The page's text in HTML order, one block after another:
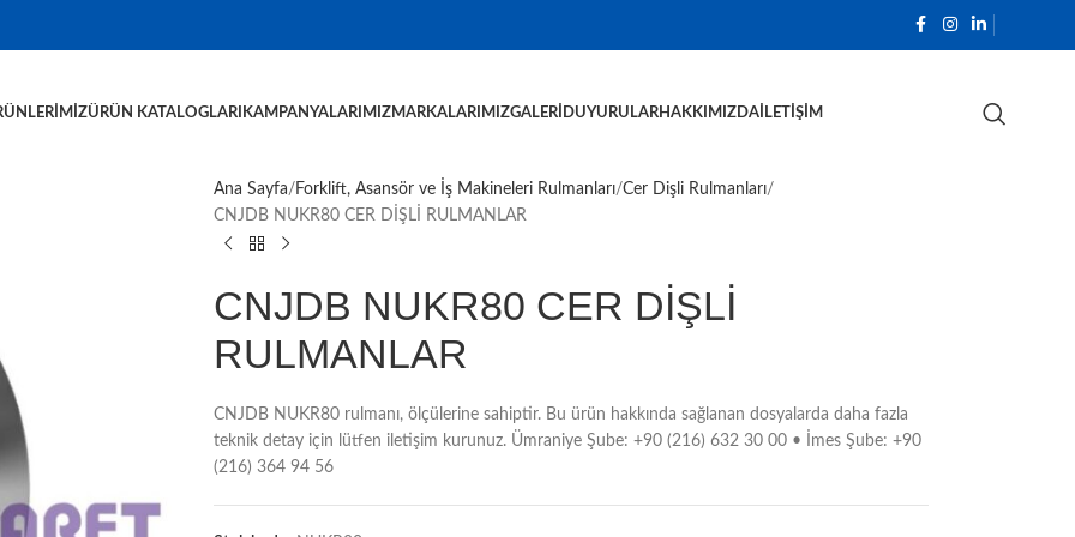
ÜRÜN KATALOGLARI KAMPANYALARIMIZMARKALARIMIZGALERI DUYURULARHAKKIMIZDA İLETIŞIM
Ana Sayfa Forklift, Asansör ve İş Makineleri Rulmanları Cer Dişli Rulmanları
CNJDB NUKR80 CER DİŞLİ RULMANLAR
CNJDB NUKR80 CER DİŞLİ
RULMANLAR
CNJDB NUKR80 rulmanı, ölçülerine sahiptir. Bu ürün hakkında sağlanan dosyalarda daha fazla
teknik detay için lütfen iletişim kurunuz. Ümraniye Şube: +90 (216) 632 30 00 • İmes Şube: +90
(216) 364 94 56